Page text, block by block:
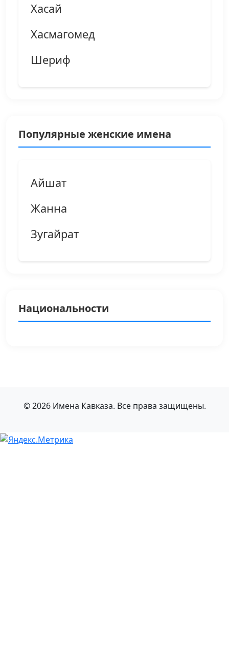
Хасай
Хасмагомед
Шериф
Популярные женские имена
Айшат
Жанна
Зугайрат
Национальности
© 2026 Имена Кавказа. Все права защищены.